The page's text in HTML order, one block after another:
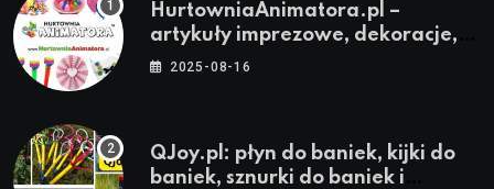
HurtowniaAnimatora.pl –
artykuły imprezowe, dekoracje,
stroje i akcesoria dla animatorów
2025-08-16
QJoy.pl: płyn do baniek, kijki do
baniek, sznurki do baniek i